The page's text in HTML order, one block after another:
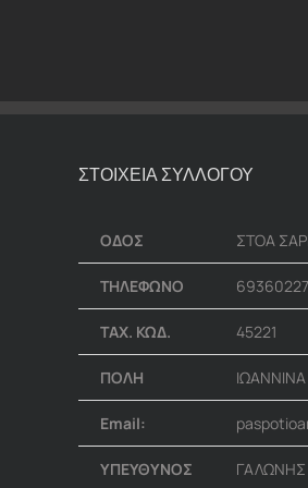
ΣΤΟΙΧΕΙΑ ΣΥΛΛΟΓΟΥ
ΟΔΟΣ ΣΤΟΑ
ΤΗΛΕΦΩΝΟ
ΤΑΧ. ΚΩΔ. 45221
ΠΟΛΗ ΙΩΑΝΝΙΝΑ
Email:
ΥΠΕΥΘΥΝΟΣ ΓΑΛΩΝΗΣ